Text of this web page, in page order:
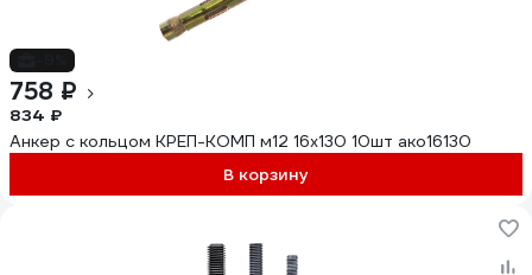
758 ₽
834 ₽
Анкер с кольцом КРЕП-КОМП м12 16х130 10шт ако16130
В корзину